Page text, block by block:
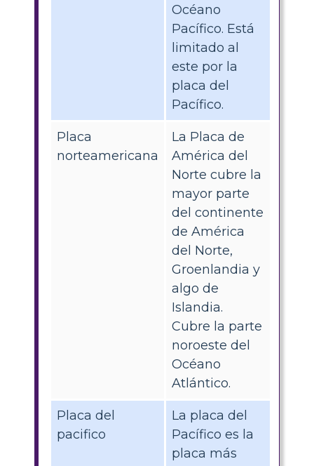
Océano
Pacífico. Está
limitado al
este por la
placa del
Pacífico.
Placa
norteamericana
La Placa de
América del
Norte cubre la
mayor parte
del continente
de América
del Norte,
Groenlandia y
algo de
Islandia.
Cubre la parte
noroeste del
Océano
Atlántico.
Placa del
pacifico
La placa del
Pacífico es la
placa más